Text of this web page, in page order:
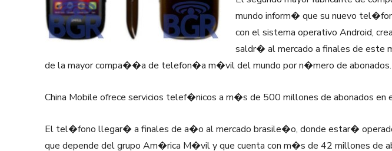
mundo inform� que su nuevo
con el sistema operativo Android,
saldr� al mercado a finales de este
de la mayor compa��a de telefon�a m�vil del mundo por n�mero de abonados.
China Mobile ofrece servicios telef�nicos a m�s de 500 millones de abonados en
El tel�fono llegar� a finales de a�o al mercado brasile�o, donde estar�
que depende del grupo Am�rica M�vil y que cuenta con m�s de 42 millones de